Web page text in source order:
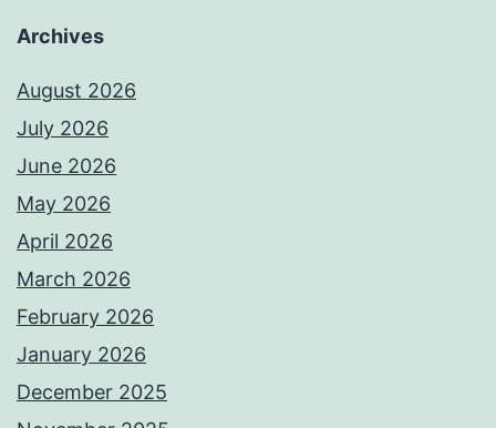
Archives
August 2026
July 2026
June 2026
May 2026
April 2026
March 2026
February 2026
January 2026
December 2025